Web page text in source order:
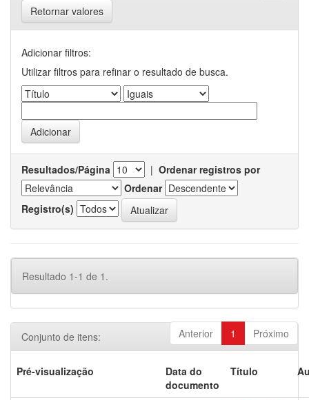
Retornar valores
Adicionar filtros:
Utilizar filtros para refinar o resultado de busca.
Resultados/Página | Ordenar registros por
Ordenar
Registro(s)
Resultado 1-1 de 1.
Anterior 1 Próximo
Conjunto de itens:
Pré-visualização
Data do
documento
Título